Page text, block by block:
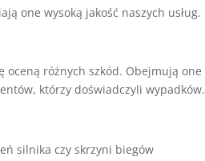
one wysoką jakość naszych
oceną różnych szkód. Obejmują
którzy doświadczyli wypadków.
silnika czy skrzyni biegów